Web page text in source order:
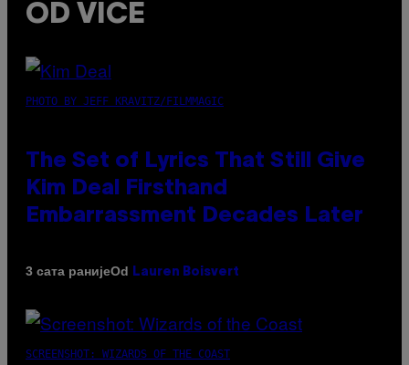
OD VICE
PHOTO BY JEFF KRAVITZ/FILMMAGIC
The Set of Lyrics That Still Give
Kim Deal Firsthand
Embarrassment Decades Later
3 сата ранијеOd Lauren Boisvert
SCREENSHOT: WIZARDS OF THE COAST